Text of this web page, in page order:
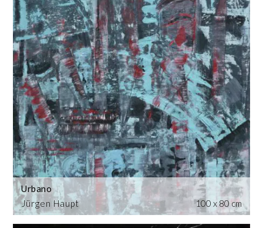
Jürgen Haupt
Urbano
100 x 80 cm